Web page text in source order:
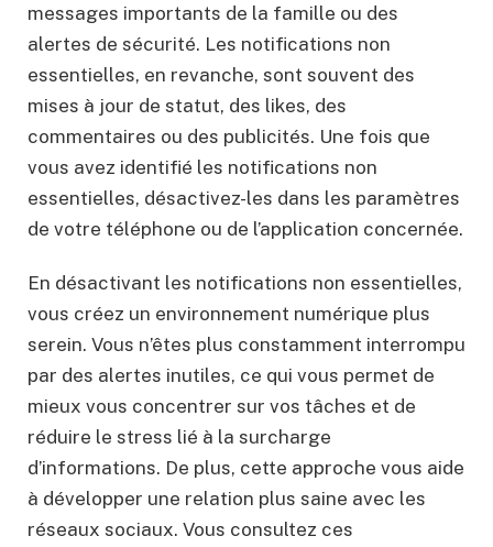
messages importants de la famille ou des
alertes de sécurité. Les notifications non
essentielles, en revanche, sont souvent des
mises à jour de statut, des likes, des
commentaires ou des publicités. Une fois que
vous avez identifié les notifications non
essentielles, désactivez-les dans les paramètres
de votre téléphone ou de l’application concernée.
En désactivant les notifications non essentielles,
vous créez un environnement numérique plus
serein. Vous n’êtes plus constamment interrompu
par des alertes inutiles, ce qui vous permet de
mieux vous concentrer sur vos tâches et de
réduire le stress lié à la surcharge
d’informations. De plus, cette approche vous aide
à développer une relation plus saine avec les
réseaux sociaux. Vous consultez ces